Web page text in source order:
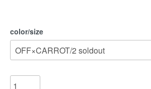
color/size